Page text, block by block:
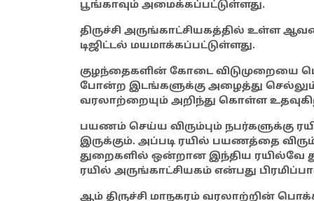
பூங்காவும் அமைக்கப்பட்டுள்ளது.
திருச்சி அருங்காட்சியகத்தில் உள்ள
டிஜிட்டல் மயமாக்கப்பட்டுள்ளது.
குழந்தைகளின் கோடை விடுமுறையை
போன்ற இடங்களுக்கு அழைத்து
வரலாற்றையும் அறிந்து கொள்ள
பயணம் செய்ய விரும்பும் நபர்களுக்கு
இருக்கும். அப்படி ரயில் பயணத்தை
துறைகளில் ஒன்றான இந்திய ரயில்வே
ரயில் அருங்காட்சியகம் என்பது
ஆம் திருச்சி மாநகரம் வரலாற்றின்